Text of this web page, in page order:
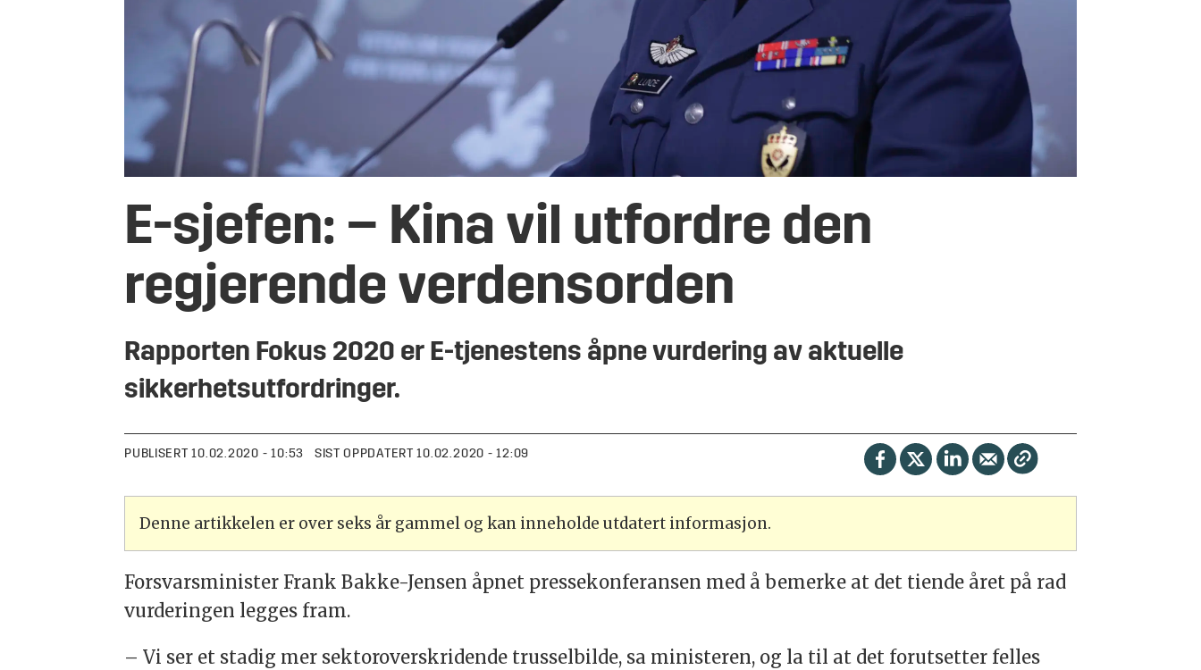
E-sjefen: – Kina vil utfordre den
regjerende verdensorden
Rapporten Fokus 2020 er E-tjenestens åpne vurdering av aktuelle
sikkerhetsutfordringer.
PUBLISERT 10.02.2020 - 10:53 SIST OPPDATERT 10.02.2020 - 12:09
Denne artikkelen er over seks år gammel og kan inneholde utdatert informasjon.
​Forsvarsminister Frank Bakke-Jensen åpnet pressekonferansen med å bemerke at det tiende året på rad
vurderingen legges fram.
– Vi ser et stadig mer sektoroverskridende trusselbilde, sa ministeren, og la til at det forutsetter felles